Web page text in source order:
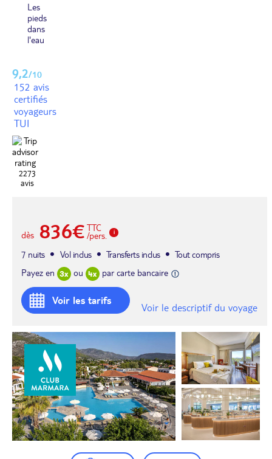
Les
pieds
dans
l'eau
9,2/10
152 avis
certifiés
voyageurs
TUI
2273
avis
dès 836€ TTC
/pers.
7 nuits
Vol inclus Transferts inclus
Tout compris
Payez en
ou par carte bancaire
Voir les tarifs
Voir le descriptif du voyage